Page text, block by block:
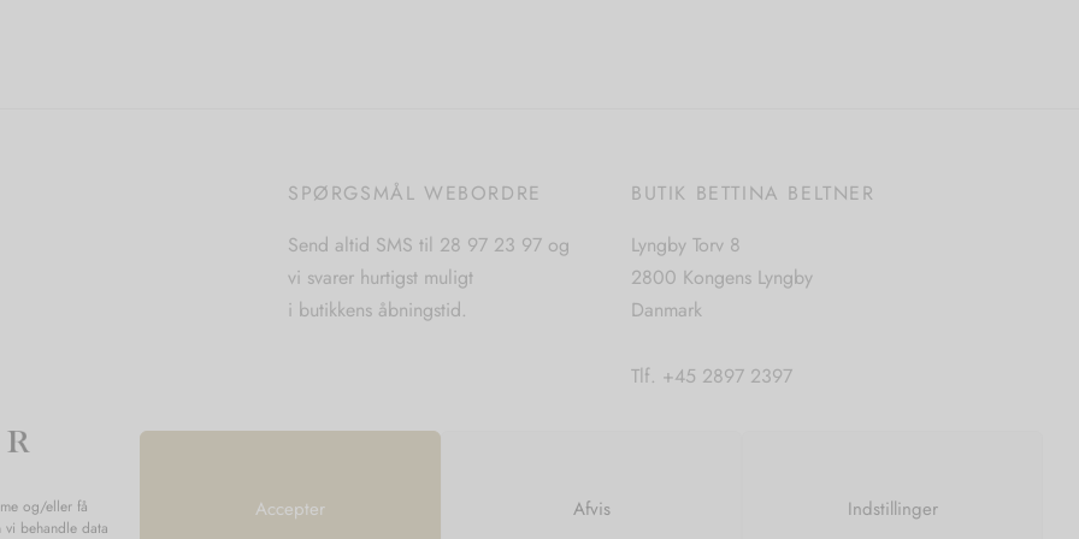
og/eller få
behandle data
Accepter Afvis Indstillinger
kan
på
varesiden
SPØRGSMÅL WEBORDRE
Send altid SMS til 28 97 23 97 og
vi svarer hurtigst muligt
i butikkens åbningstid.
BUTIK BETTINA BELTNER
Lyngby Torv 8
2800 Kongens Lyngby
Danmark
Tlf. +45 2897 2397